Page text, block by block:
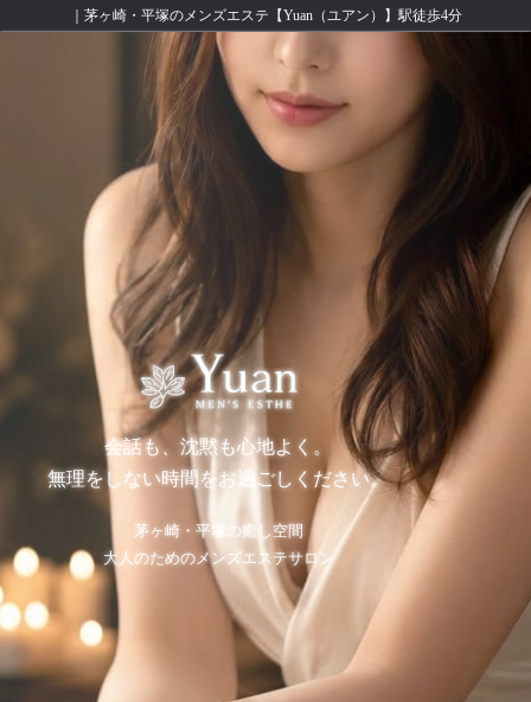
｜茅ヶ崎・平塚のメンズエステ【Yuan（ユアン）】駅徒歩4分
会話も、沈黙も心地よく。
無理をしない時間をお過ごしください。
茅ヶ崎・平塚の癒し空間
大人のためのメンズエステサロン